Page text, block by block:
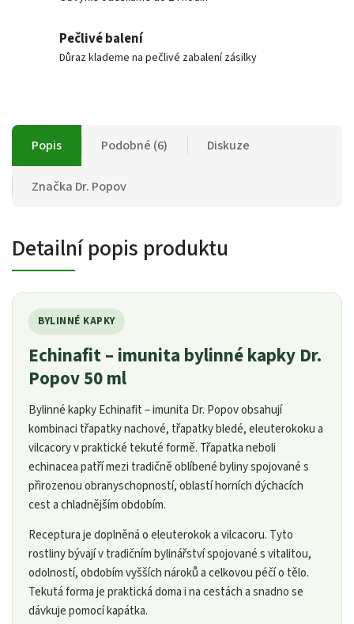
Pečlivé balení
Důraz klademe na pečlivé zabalení zásilky
Popis Podobné (6) Diskuze
Značka Dr. Popov
Detailní popis produktu
BYLINNÉ KAPKY
Echinafit – imunita bylinné kapky Dr.
Popov 50 ml
Bylinné kapky Echinafit – imunita Dr. Popov obsahují
kombinaci třapatky nachové, třapatky bledé, eleuterokoku a
vilcacory v praktické tekuté formě. Třapatka neboli
echinacea patří mezi tradičně oblíbené byliny spojované s
přirozenou obranyschopností, oblastí horních dýchacích
cest a chladnějším obdobím.
Receptura je doplněná o eleuterokok a vilcacoru. Tyto
rostliny bývají v tradičním bylinářství spojované s vitalitou,
odolností, obdobím vyšších nároků a celkovou péčí o tělo.
Tekutá forma je praktická doma i na cestách a snadno se
dávkuje pomocí kapátka.